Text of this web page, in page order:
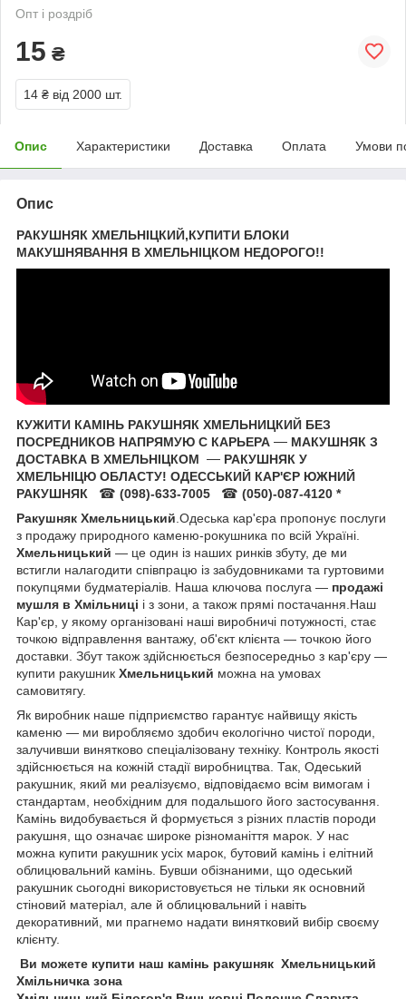
Опт і роздріб
15 ₴
14 ₴ від 2000 шт.
Опис Характеристики Доставка Оплата Умови
Опис
РАКУШНЯК ХМЕЛЬНІЦКИЙ,КУПИТИ БЛОКИ
МАКУШНЯВАННЯ В ХМЕЛЬНІЦКОМ НЕДОРОГО!!
КУЖИТИ КАМІНЬ РАКУШНЯК ХМЕЛЬНИЦКИЙ БЕЗ
ПОСРЕДНИКОВ НАПРЯМУЮ С КАРЬЕРА — МАКУШНЯК З
ДОСТАВКА В ХМЕЛЬНІЦКОМ — РАКУШНЯК У
ХМЕЛЬНІЦЮ ОБЛАСТУ! ОДЕССЬКИЙ КАР'ЄР ЮЖНИЙ
РАКУШНЯК
☎ (098)-633-7005 ☎ (050)-087-4120 *
Ракушняк Хмельницький .Одеська кар'єра пропонує послуги
з продажу природного каменю-рокушника по всій Україні.
Хмельницький — це один із наших ринків збуту, де ми
встигли налагодити співпрацю із забудовниками та гуртовими
покупцями будматеріалів. Наша ключова послуга — продажі
мушля в Хмільниці і з зони, а також прямі постачання.Наш
Кар'єр, у якому організовані наші виробничі потужності, стає
точкою відправлення вантажу, об'єкт клієнта — точкою його
доставки. Збут також здійснюється безпосередньо з кар'єру —
купити ракушник Хмельницький можна на умовах
самовитягу.
Як виробник наше підприємство гарантує найвищу якість
каменю — ми виробляємо здобич екологічно чистої породи,
залучивши винятково спеціалізовану техніку. Контроль якості
здійснюється на кожній стадії виробництва. Так, Одеський
ракушник, який ми реалізуємо, відповідаємо всім вимогам і
стандартам, необхідним для подальшого його застосування.
Камінь видобувається й формується з різних пластів породи
ракушня, що означає широке різноманіття марок. У нас
можна купити ракушник усіх марок, бутовий камінь і елітний
облицювальний камінь. Бувши обізнаними, що одеський
ракушник сьогодні використовується не тільки як основний
стіновий матеріал, але й облицювальний і навіть
декоративний, ми прагнемо надати винятковий вибір своєму
клієнту.
Ви можете купити наш камінь ракушняк Хмельницький
Хмільничка зона